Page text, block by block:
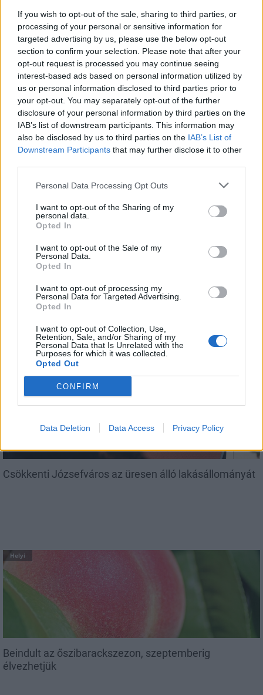
If you wish to opt-out of the sale, sharing to third parties, or
processing of your personal or sensitive information for
targeted advertising by us, please use the below opt-out
section to confirm your selection. Please note that after your
opt-out request is processed you may continue seeing
interest-based ads based on personal information utilized by
us or personal information disclosed to third parties prior to
your opt-out. You may separately opt-out of the further
disclosure of your personal information by third parties on the
IAB’s list of downstream participants. This information may
also be disclosed by us to third parties on the IAB’s List of
Downstream Participants that may further disclose it to other
Personal Data Processing Opt Outs
I want to opt-out of the Sharing of my
personal data.
Opted In
I want to opt-out of the Sale of my
Personal Data.
Opted In
I want to opt-out of processing my
Personal Data for Targeted Advertising.
Opted In
I want to opt-out of Collection, Use,
Retention, Sale, and/or Sharing of my
Personal Data that Is Unrelated with the
Purposes for which it was collected.
Opted Out
CONFIRM
Data Deletion Data Access Privacy Policy
közelében lévő logisztikai bázis út- és
közműhálózatának fejlesztése
Látlelet a hazai víziközművekről?
Egyetlen, fél évszázados vezetéken
múlt Bicske vízellátása
AJÁNLJUK MÉG
Amire többmillióan vártunk: szombattól másodfokúra
csökken a riasztás
Helyi
Csökkenti Józsefváros az üresen álló lakásállományát
Helyi
Beindult az őszibarackszezon, szeptemberig
élvezhetjük